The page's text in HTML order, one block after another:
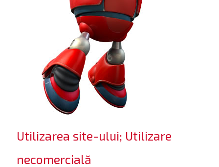
Utilizarea site-ului; Utilizare
necomercială